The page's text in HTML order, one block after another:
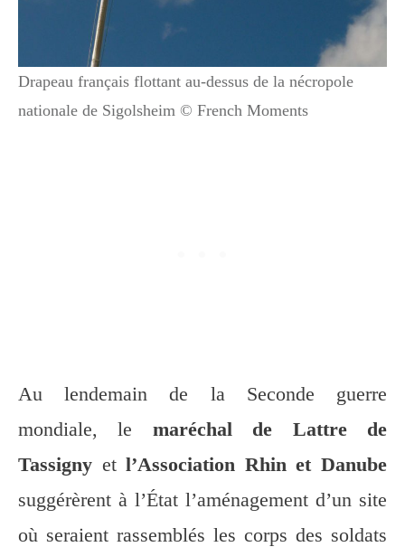
Drapeau français flottant au-dessus de la nécropole
nationale de Sigolsheim © French Moments
Au lendemain de la Seconde guerre
mondiale, le maréchal de Lattre de
Tassigny etl’Association Rhin et Danube
suggérèrent à l’État l’aménagement d’un site
où seraient rassemblés les corps des soldats